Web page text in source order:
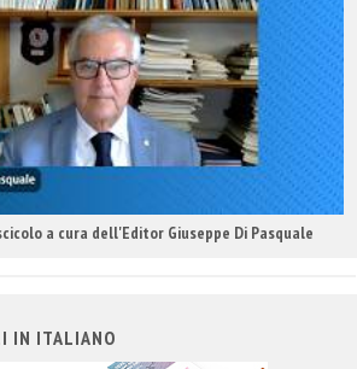
a cura dell'Editor Giuseppe Di Pasquale
IN ITALIANO